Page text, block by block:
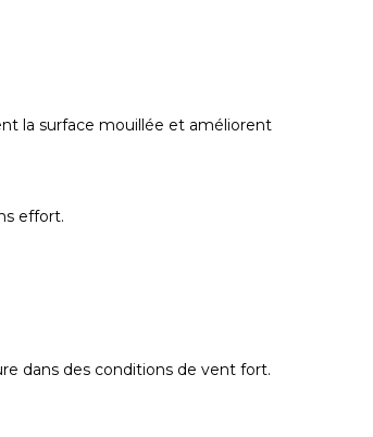
la surface mouillée et améliorent
effort.
dans des conditions de vent fort.